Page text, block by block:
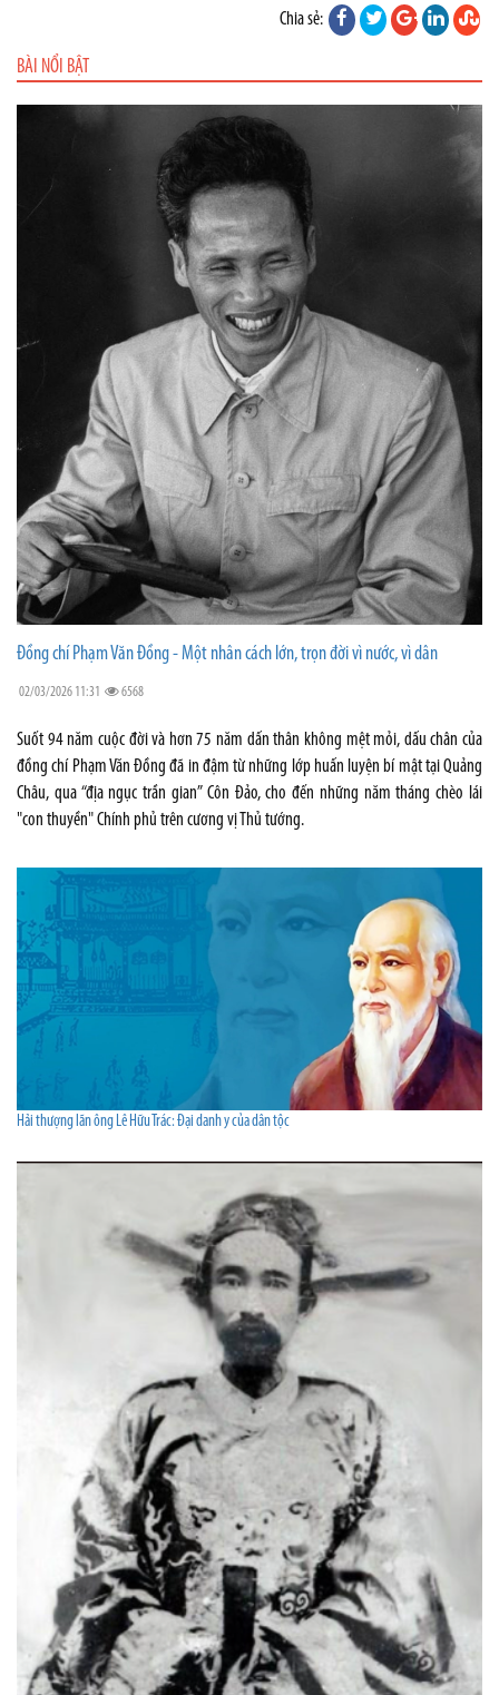
Chia sẻ:
BÀI NỔI BẬT
Đồng chí Phạm Văn Đồng - Một nhân cách lớn, trọn đời vì nước, vì dân
02/03/2026 11:31 6568
Suốt 94 năm cuộc đời và hơn 75 năm dấn thân không mệt mỏi, dấu chân của
đồng chí Phạm Văn Đồng đã in đậm từ những lớp huấn luyện bí mật tại Quảng
Châu, qua “địa ngục trần gian” Côn Đảo, cho đến những năm tháng chèo lái
"con thuyền" Chính phủ trên cương vị Thủ tướng.
Hải thượng lãn ông Lê Hữu Trác: Đại danh y của dân tộc